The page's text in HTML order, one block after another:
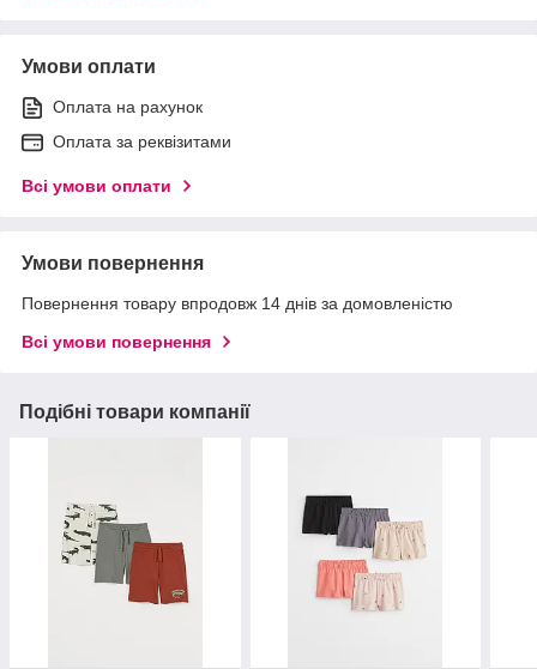
Умови оплати
Оплата на рахунок
Оплата за реквізитами
Всі умови оплати
Умови повернення
Повернення товару впродовж 14 днів за домовленістю
Всі умови повернення
Подібні товари компанії